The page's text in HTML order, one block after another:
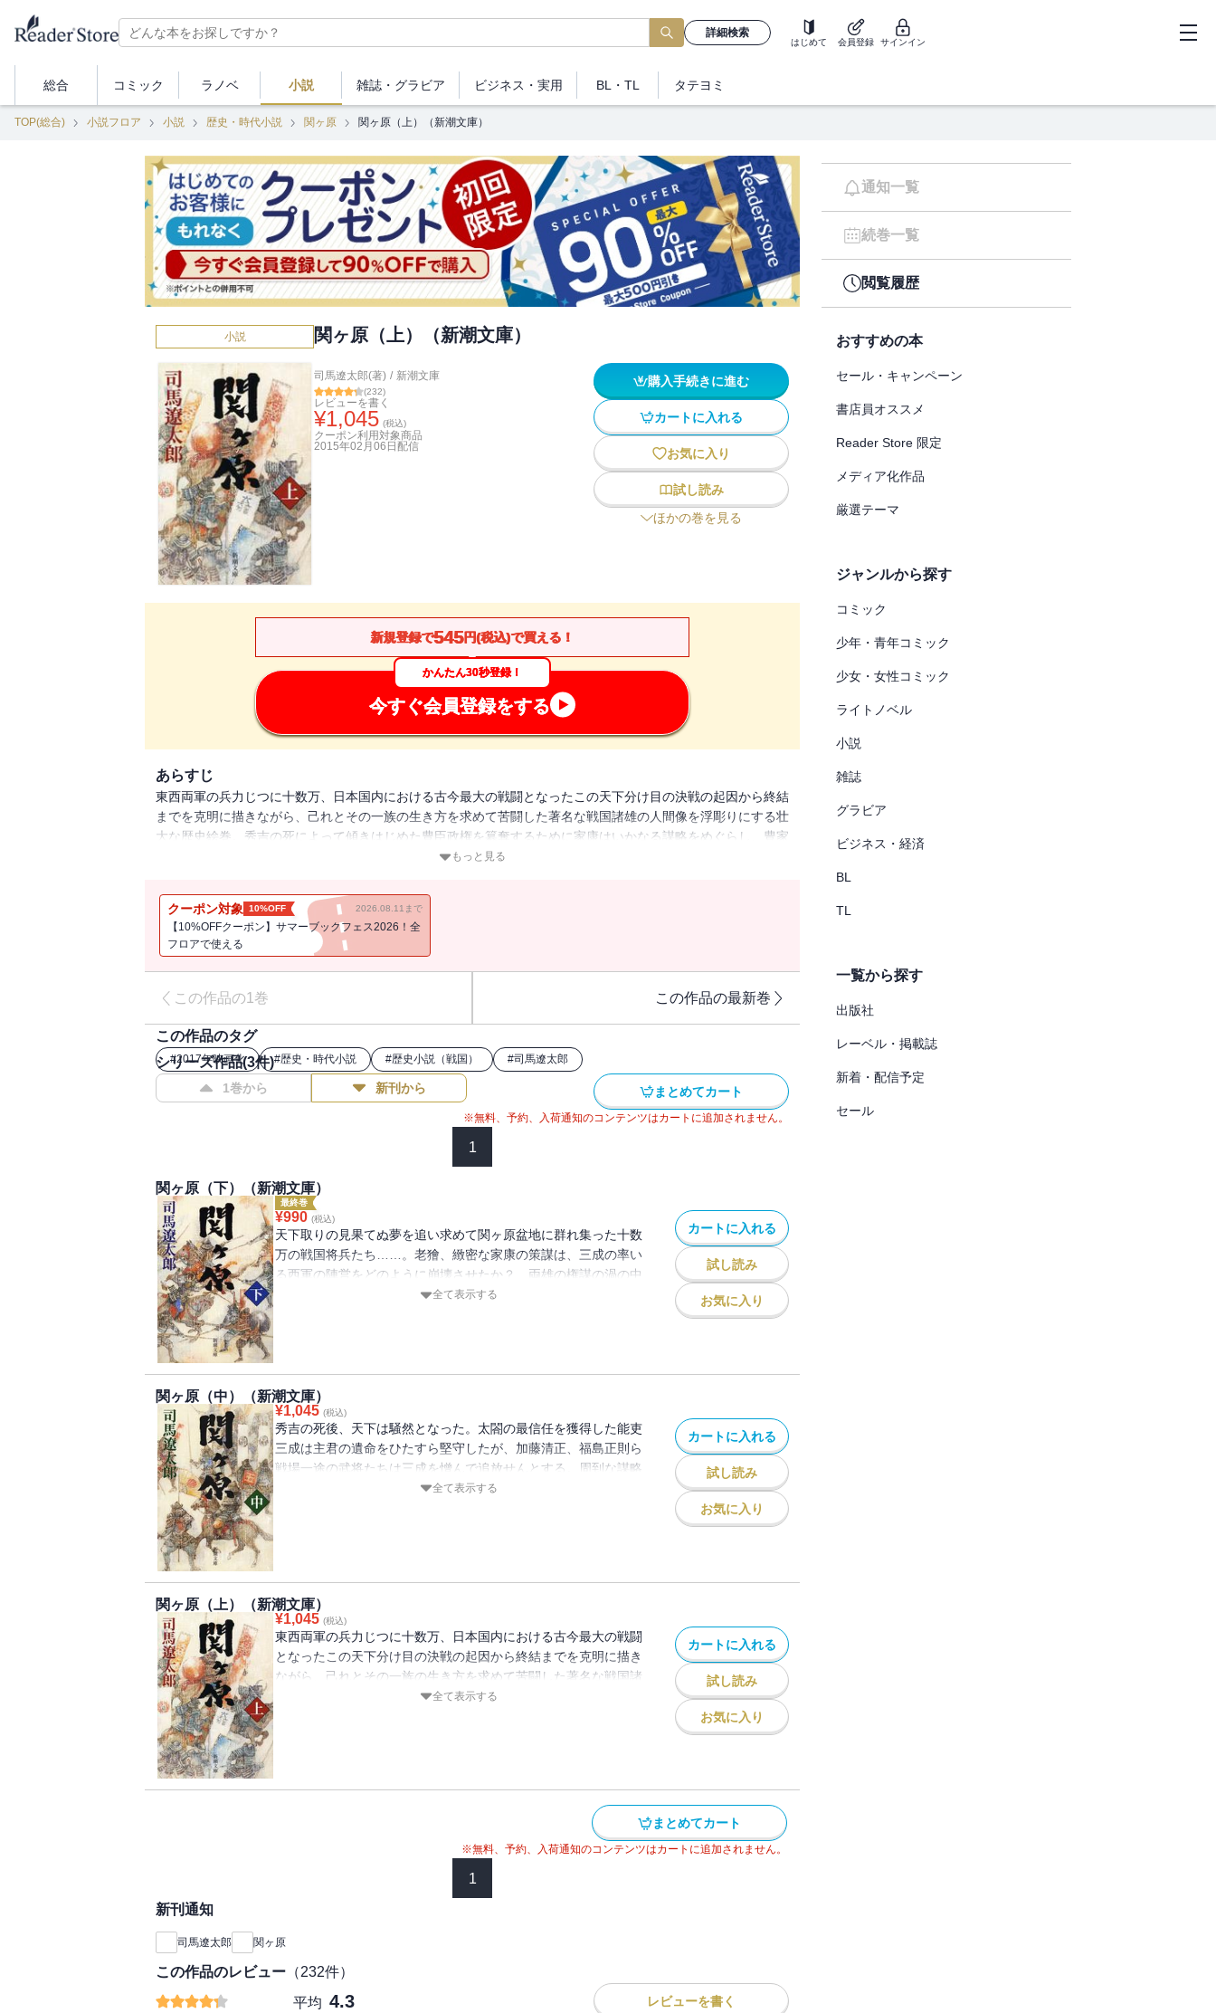
詳細検索
はじめて 会員登録 サインイン
総合 コミック ラノベ 小説 雑誌・ グラビア ビジネス ・実用 BL・TL タテヨミ
TOP(総合) 小説フロア 小説 歴史・時代小説 関ヶ原 関ヶ原（上）（新潮文庫）
小説 関ヶ原（上）（新潮文庫）
司馬遼太郎(著) / 新潮文庫
(232)
レビューを書く
¥1,045 (税込)
クーポン利用対象商品
2015年02月06日 配信
購入手続きに進む
カートに入れる
お気に入り
試し読み
ほかの巻を見る
新規登録で545円(税込)で買える！
かんたん30秒登録！
今すぐ会員登録をする
あらすじ
東西両軍の兵力じつに十数万、日本国内における古今最大の戦闘となったこの天下分け目の決戦の起因から終結
までを克明に描きながら、己れとその一族の生き方を求めて苦闘した著名な戦国諸雄の人間像を浮彫りにする壮
大な歴史絵巻。秀吉の死によって傾きはじめた豊臣政権を簒奪するために家康はいかなる謀略をめぐらし、豊家
安泰を守ろうとする石田三成はいかに戦ったのか？ もっと見る
クーポン対象 10%OFF 2026.08.11まで
【10%OFFクーポン】サマーブックフェス2026！全
フロアで使える
この作品の1巻 この作品の最新巻
この作品のタグ
#2017年映画化 #歴史・時代小説 #歴史小説（戦国） #司馬遼太郎
シリーズ作品(3件)
1巻から 新刊から まとめてカート
※無料、予約、入荷通知のコンテンツはカートに追加されません。
1
関ヶ原（下）（新潮文庫）
最終巻
¥990 (税込)
天下取りの見果てぬ夢を追い求めて関ヶ原盆地に群れ集った十数
万の戦国将兵たち……。老獪、緻密な家康の策謀は、三成の率い
る西軍の陣営をどのように崩壊させたか？ 両雄の権謀の渦の中
で、戦国将兵たちはいかにして明日の天下に命運をつなぎ、また
全て表示する
カートに入れる
試し読み
お気に入り
関ヶ原（中）（新潮文庫）
¥1,045 (税込)
秀吉の死後、天下は騒然となった。太閤の最信任を獲得した能吏
三成は主君の遺命をひたすら堅守したが、加藤清正、福島正則ら
戦場一途の武将たちは三成を憎んで追放せんとする。周到な謀略
によって豊家乗っ取りにかかった家康は、次々と反三成派を籠絡
全て表示する
カートに入れる
試し読み
お気に入り
関ヶ原（上）（新潮文庫）
¥1,045 (税込)
東西両軍の兵力じつに十数万、日本国内における古今最大の戦闘
となったこの天下分け目の決戦の起因から終結までを克明に描き
ながら、己れとその一族の生き方を求めて苦闘した著名な戦国諸
雄の人間像を浮彫りにする壮大な歴史絵巻。秀吉の死によって傾
全て表示する
カートに入れる
試し読み
お気に入り
まとめてカート
※無料、予約、入荷通知のコンテンツはカートに追加されません。
1
新刊通知
司馬遼太郎 関ヶ原
この作品のレビュー （232件）
平均 4.3 レビューを書く
通知一覧
続巻一覧
閲覧履歴
おすすめの本
セール・キャンペーン
書店員オススメ
Reader Store 限定
メディア化作品
厳選テーマ
ジャンルから探す
コミック
少年・青年コミック
少女・女性コミック
ライトノベル
小説
雑誌
グラビア
ビジネス・経済
BL
TL
一覧から探す
出版社
レーベル・掲載誌
新着・配信予定
セール